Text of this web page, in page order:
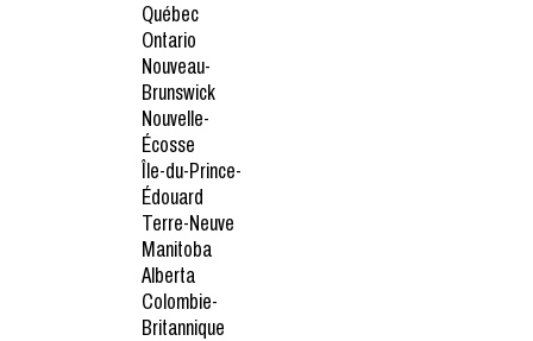
Québec
Ontario
Nouveau-
Brunswick
Nouvelle-
Écosse
Île-du-Prince-
Édouard
Terre-Neuve
Manitoba
Alberta
Colombie-
Britannique